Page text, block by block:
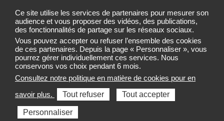
Ce site utilise les services de partenaires pour mesurer son
audience et vous proposer des vidéos, des publications,
des fonctionnalités de partage sur les réseaux sociaux.
Vous pouvez accepter ou refuser l’ensemble des cookies
de ces partenaires. Depuis la page « Personnaliser », vous
pourrez gérer individuellement ces services. Nous
conservons vos choix pendant 6 mois.
Consultez notre politique en matière de cookies pour en
savoir plus.
Tout refuser Tout accepter
Personnaliser
Accessibilité : partiellement conforme
Gestion des cookies
Sélectionnez une région pour accéder au site de votre
Agence régionale de santé
Toutes les ARS